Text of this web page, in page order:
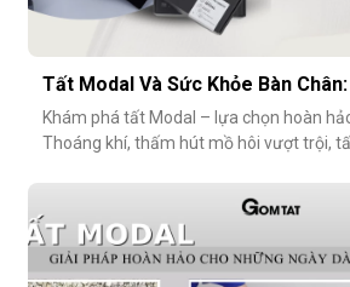
Tất Modal Và Sức Khỏe Bàn
Khám phá tất Modal – lựa chọn hoàn
Thoáng khí, thấm hút mồ hôi vượt trội,
ngăn mùi hôi và bệnh da liễu. Hãy cùng
tất Modal đang trở thành xu hướng
quý ông hiện đ